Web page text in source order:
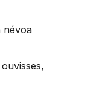
névoa